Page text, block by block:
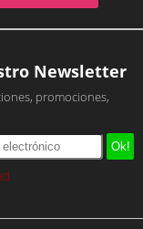
Newsletter
promociones,